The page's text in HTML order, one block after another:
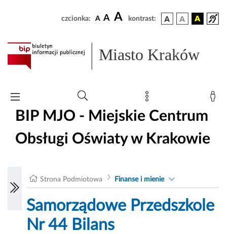
czcionka: A A A kontrast:
Miasto Kraków
BIP MJO - Miejskie Centrum
Obsługi Oświaty w Krakowie
Strona Podmiotowa Finanse i mienie
Samorządowe Przedszkole
Nr 44 Bilans